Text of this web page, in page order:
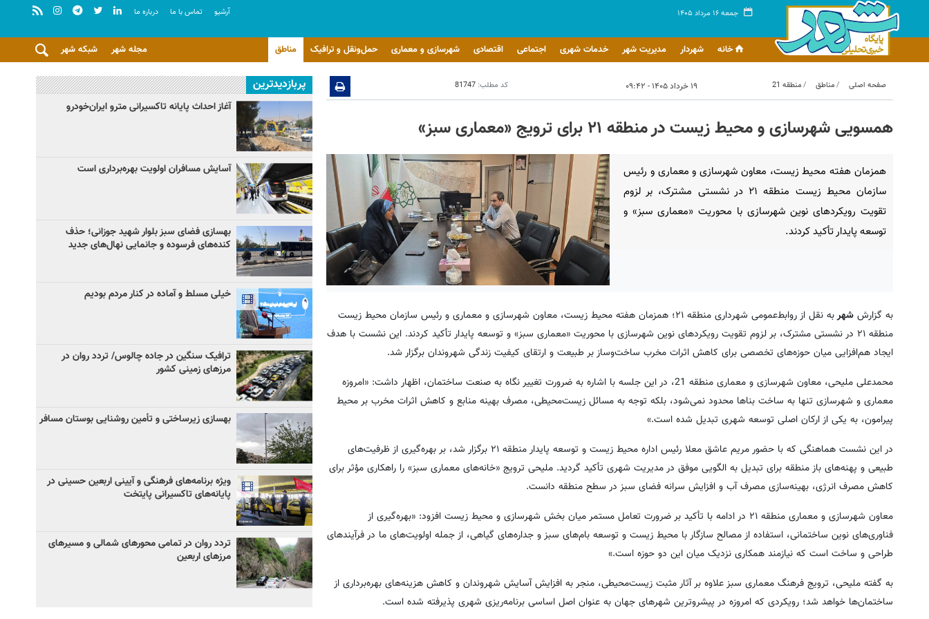
جمعه ۱۶ مرداد ۱۴۰۵ آرشيو تماس با ما درباره ما
خانه شهردار مدیریت شهر خدمات شهری اجتماعی اقتصادی شهرسازی و معماری حمل‌ونقل و ترافیک مناطق شبکه شهر مجله شهر
صفحه اصلی مناطق منطقه 21 ۱۹ خرداد ۱۴۰۵ - ۰۹:۴۲ کد مطلب: 81747
همسویی شهرسازی و محیط زیست در منطقه ۲۱ برای ترویج «معماری سبز»
همزمان هفته محیط زیست، معاون شهرسازی و معماری و رئیس
سازمان محیط زیست منطقه ۲۱ در نشستی مشترک، بر لزوم
تقویت رویکردهای نوین شهرسازی با محوریت «معماری سبز» و
توسعه پایدار تأکید کردند.
به گزارش شهر
به نقل از روابط‌عمومی شهرداری منطقه ۲۱؛ همزمان هفته محیط زیست، معاون شهرسازی و معماری و رئیس سازمان محیط زیست
منطقه ۲۱ در نشستی مشترک، بر لزوم تقویت رویکردهای نوین شهرسازی با محوریت «معماری سبز» و توسعه پایدار تأکید کردند. این نشست با هدف
ایجاد هم‌افزایی میان حوزه‌های تخصصی برای کاهش اثرات مخرب ساخت‌وساز بر طبیعت و ارتقای کیفیت زندگی شهروندان برگزار شد.
محمدعلی ملیحی، معاون شهرسازی و معماری منطقه 21، در این جلسه با اشاره به ضرورت تغییر نگاه به صنعت ساختمان، اظهار داشت: «امروزه
معماری و شهرسازی تنها به ساخت بناها محدود نمی‌شود، بلکه توجه به مسائل زیست‌محیطی، مصرف بهینه منابع و کاهش اثرات مخرب بر محیط
پیرامون، به یکی از ارکان اصلی توسعه شهری تبدیل شده است.»
‌در این نشست هماهنگی که با حضور مریم عاشق معلا رئیس اداره محیط زیست و توسعه پایدار منطقه ۲۱ برگزار شد، بر بهره‌گیری از ظرفیت‌های
طبیعی و پهنه‌های باز منطقه برای تبدیل به الگویی موفق در مدیریت شهری تأکید گردید. ملیحی ترویج «خانه‌های معماری سبز» را راهکاری مؤثر برای
کاهش مصرف انرژی، بهینه‌سازی مصرف آب و افزایش سرانه فضای سبز در سطح منطقه دانست.
‌معاون شهرسازی و معماری منطقه ۲۱ در ادامه با تأکید بر ضرورت تعامل مستمر میان بخش شهرسازی و محیط زیست افزود: «بهره‌گیری از
فناوری‌های نوین ساختمانی، استفاده از مصالح سازگار با محیط زیست و توسعه بام‌های سبز و جداره‌های گیاهی، از جمله اولویت‌های ما در فرآیندهای
طراحی و ساخت است که نیازمند همکاری نزدیک میان این دو حوزه است.»
‌به گفته ملیحی، ترویج فرهنگ معماری سبز علاوه بر آثار مثبت زیست‌محیطی، منجر به افزایش آسایش شهروندان و کاهش هزینه‌های بهره‌برداری از
ساختمان‌ها خواهد شد؛ رویکردی که امروزه در پیشروترین شهرهای جهان به عنوان اصل اساسی برنامه‌ریزی شهری پذیرفته شده است.
پربازدیدترین
آغاز احداث پایانه تاکسیرانی مترو ایران‌خودرو
آسایش مسافران اولویت بهره‌برداری است
بهسازی فضای سبز بلوار شهید جوزانی؛ حذف
کنده‌های فرسوده و جانمایی نهال‌های جدید
خیلی مسلط و آماده در کنار مردم بودیم
ترافیک سنگین در جاده چالوس/ تردد روان در
مرزهای زمینی کشور
بهسازی زیرساختی و تأمین روشنایی بوستان مسافر
ویژه برنامه‌های فرهنگی و آیینی اربعین حسینی در
پایانه‌های تاکسیرانی پایتخت
تردد روان در تمامی محورهای شمالی و مسیرهای
مرزهای اربعین